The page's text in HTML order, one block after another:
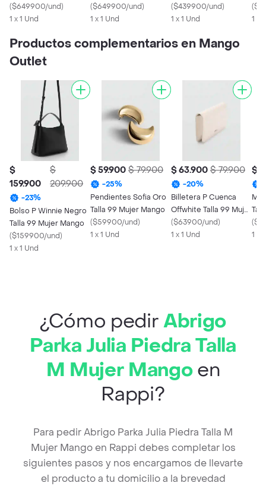
($649900/und)
1 x 1 Und
($649900/und)
1 x 1 Und
($439900/und)
1 x 1 Und
(
1 x
Productos complementarios en Mango
Outlet
$
159.900
$
209.900
-23%
Bolso P Winnie Negro
Talla 99 Mujer Mango
($159900/und)
1 x 1 Und
$ 59.900 $ 79.900
-25%
Pendientes Sofia Oro
Talla 99 Mujer Mango
($59900/und)
1 x 1 Und
$ 63.900 $ 79.900
-20%
Billetera P Cuenca
Offwhite Talla 99 Mujer
Mango
($63900/und)
1 x 1 Und
$
(
1 x
¿Cómo pedirAbrigo
Parka Julia Piedra Talla
M Mujer Mangoen
Rappi?
Para pedir Abrigo Parka Julia Piedra Talla M
Mujer Mango en Rappi debes completar los
siguientes pasos y nos encargamos de llevarte
el producto a tu domicilio a la brevedad